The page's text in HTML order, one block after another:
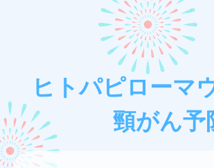
ヒトパピローマ
頸がん